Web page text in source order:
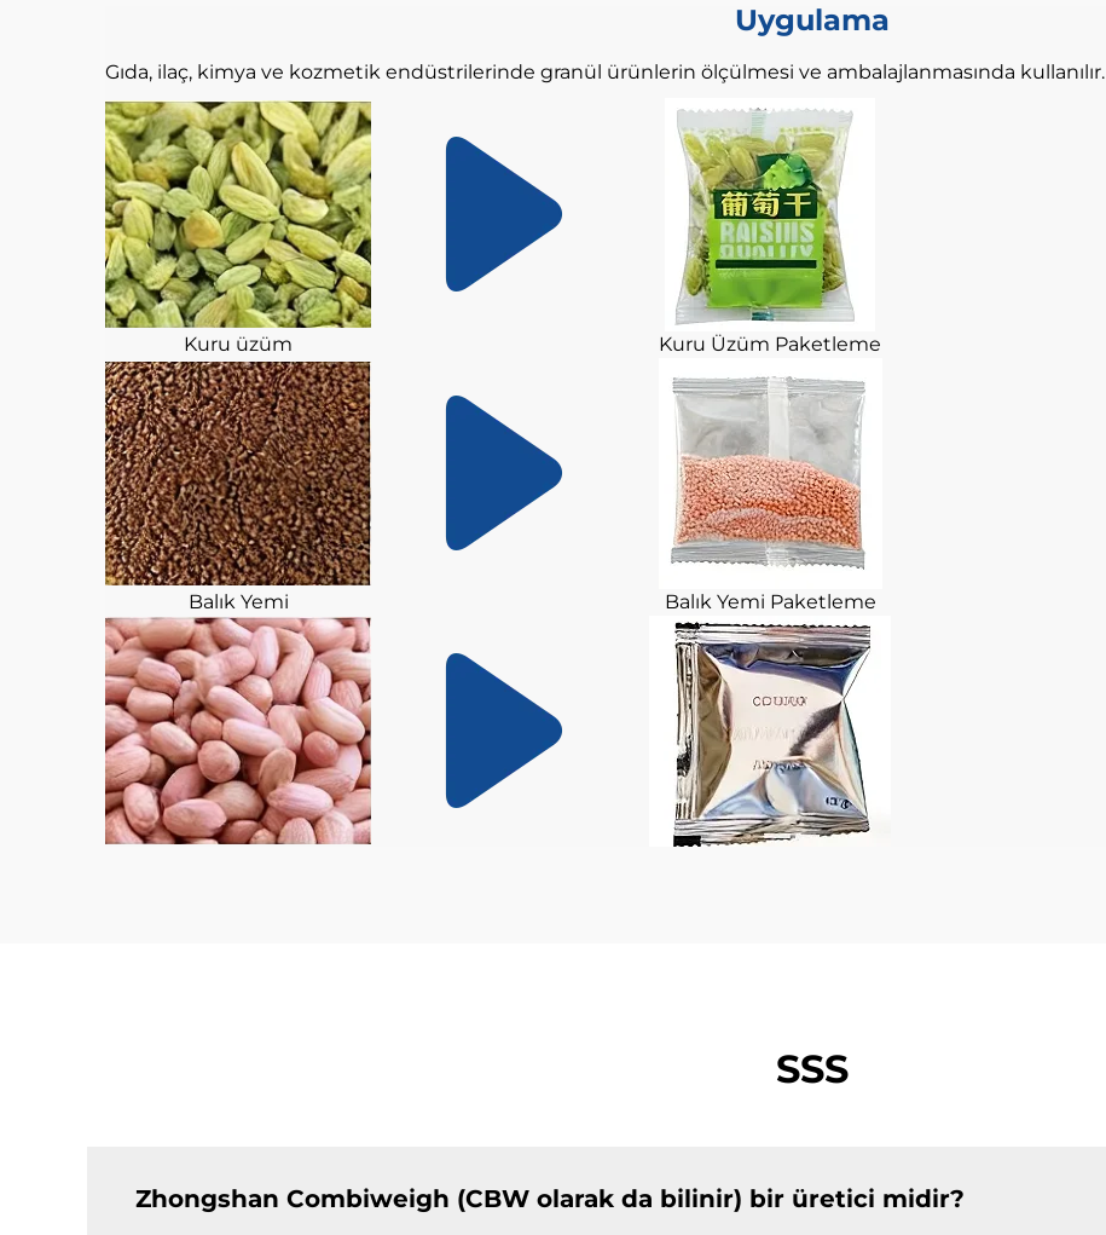
Uygulama
Gıda, ilaç, kimya ve kozmetik endüstrilerinde granül ürünlerin ölçülmesi ve ambalajlanmasında kullanılır.
Kuru üzüm Kuru Üzüm Paketleme
Balık Yemi Balık Yemi Paketleme
SSS
Zhongshan Combiweigh (CBW olarak da bilinir) bir üretici midir?